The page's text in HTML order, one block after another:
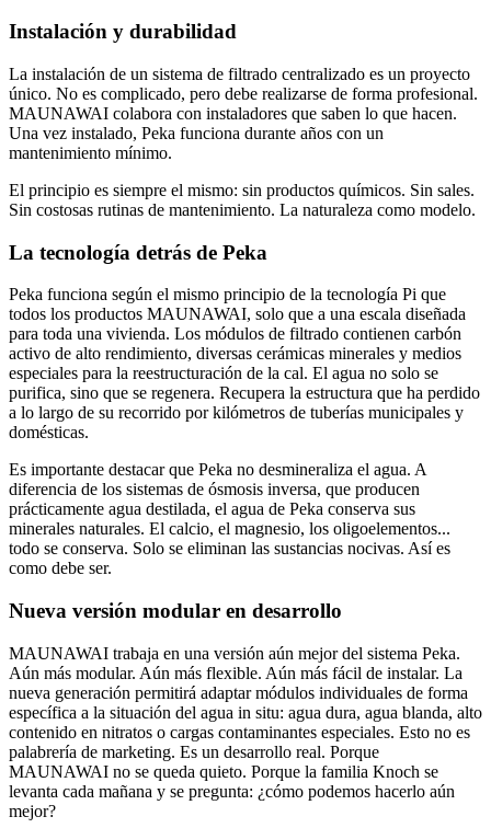
Instalación y durabilidad
La instalación de un sistema de filtrado centralizado es un proyecto
único. No es complicado, pero debe realizarse de forma profesional.
MAUNAWAI colabora con instaladores que saben lo que hacen.
Una vez instalado, Peka funciona durante años con un
mantenimiento mínimo.
El principio es siempre el mismo: sin productos químicos. Sin sales.
Sin costosas rutinas de mantenimiento. La naturaleza como modelo.
La tecnología detrás de Peka
Peka funciona según el mismo principio de la tecnología Pi que
todos los productos MAUNAWAI, solo que a una escala diseñada
para toda una vivienda. Los módulos de filtrado contienen carbón
activo de alto rendimiento, diversas cerámicas minerales y medios
especiales para la reestructuración de la cal. El agua no solo se
purifica, sino que se regenera. Recupera la estructura que ha perdido
a lo largo de su recorrido por kilómetros de tuberías municipales y
domésticas.
Es importante destacar que Peka no desmineraliza el agua. A
diferencia de los sistemas de ósmosis inversa, que producen
prácticamente agua destilada, el agua de Peka conserva sus
minerales naturales. El calcio, el magnesio, los oligoelementos...
todo se conserva. Solo se eliminan las sustancias nocivas. Así es
como debe ser.
Nueva versión modular en desarrollo
MAUNAWAI trabaja en una versión aún mejor del sistema Peka.
Aún más modular. Aún más flexible. Aún más fácil de instalar. La
nueva generación permitirá adaptar módulos individuales de forma
específica a la situación del agua in situ: agua dura, agua blanda, alto
contenido en nitratos o cargas contaminantes especiales. Esto no es
palabrería de marketing. Es un desarrollo real. Porque
MAUNAWAI no se queda quieto. Porque la familia Knoch se
levanta cada mañana y se pregunta: ¿cómo podemos hacerlo aún
mejor?